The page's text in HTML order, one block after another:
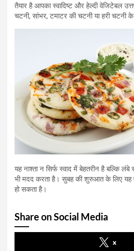
तैयार है आपका स्वादिष्ट और हेल्दी वेजिटेबल
चटनी, सांभर, टमाटर की चटनी या हरी चटनी के
यह नाश्ता न सिर्फ स्वाद में बेहतरीन है बल्कि
भी मदद करता है। सुबह की शुरुआत के लिए यह
हो सकता है।
Share on Social Media
x